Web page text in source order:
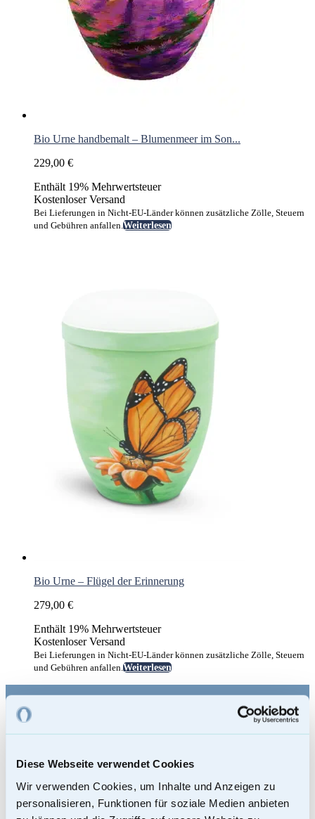
Diese Webseite verwendet Cookies
Wir verwenden Cookies, um Inhalte und Anzeigen zu
personalisieren, Funktionen für soziale Medien anbieten
Bio Urne handbemalt – Blumenmeer im Son...
229,00 €
Enthält 19% Mehrwertsteuer
Kostenloser Versand
Bei Lieferungen in Nicht-EU-Länder können zusätzliche Zölle, Steuern
und Gebühren anfallen.Weiterlesen
Bio Urne – Flügel der Erinnerung
279,00 €
Enthält 19% Mehrwertsteuer
Kostenloser Versand
Bei Lieferungen in Nicht-EU-Länder können zusätzliche Zölle, Steuern
und Gebühren anfallen.Weiterlesen
mementi-urnen
AUSGEZEICHNET.ORG
Bio-Urnen
Künstler-Urnen
Seeurnen
Tierurnen